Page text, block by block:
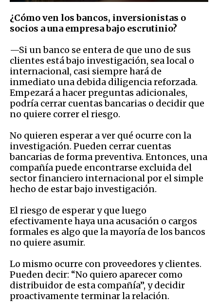
¿Cómo ven los bancos, inversionistas o
socios a una empresa bajo escrutinio?
—Si un banco se entera de que uno de sus
clientes está bajo investigación, sea local o
internacional, casi siempre hará de
inmediato una debida diligencia reforzada.
Empezará a hacer preguntas adicionales,
podría cerrar cuentas bancarias o decidir que
no quiere correr el riesgo.
No quieren esperar a ver qué ocurre con la
investigación. Pueden cerrar cuentas
bancarias de forma preventiva. Entonces, una
compañía puede encontrarse excluida del
sector financiero internacional por el simple
hecho de estar bajo investigación.
El riesgo de esperar y que luego
efectivamente haya una acusación o cargos
formales es algo que la mayoría de los bancos
no quiere asumir.
Lo mismo ocurre con proveedores y clientes.
Pueden decir: “No quiero aparecer como
distribuidor de esta compañía”, y decidir
proactivamente terminar la relación.